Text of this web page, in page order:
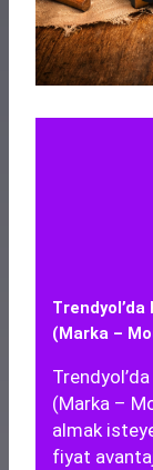
Trendyol’da
(Marka –
(Marka –
almak
fiyat